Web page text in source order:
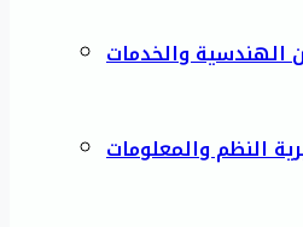
الهندسية والخدمات
النظم والمعلومات